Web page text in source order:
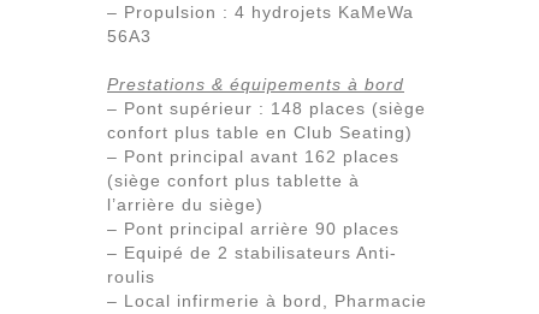
– Propulsion : 4 hydrojets KaMeWa
56A3
Prestations & équipements à bord
– Pont supérieur : 148 places (siège
confort plus table en Club Seating)
– Pont principal avant 162 places
(siège confort plus tablette à
l’arrière du siège)
– Pont principal arrière 90 places
– Equipé de 2 stabilisateurs Anti-
roulis
– Local infirmerie à bord, Pharmacie